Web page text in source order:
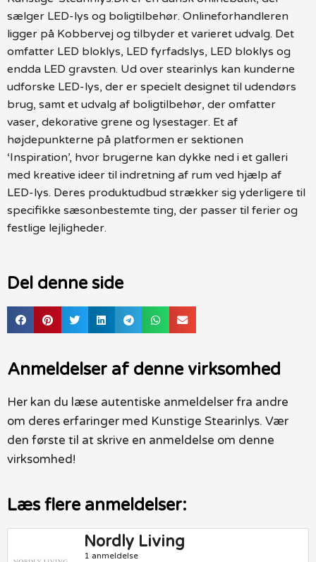
sælger LED-lys og boligtilbehør. Onlineforhandleren
ligger på Kobbervej og tilbyder et varieret udvalg. Det
omfatter LED bloklys, LED fyrfadslys, LED bloklys og
endda LED gravsten. Ud over stearinlys kan kunderne
udforske LED-lys, der er specielt designet til udendørs
brug, samt et udvalg af boligtilbehør, der omfatter
vaser, dekorative grene og lysestager. Et af
højdepunkterne på platformen er sektionen
‘Inspiration’, hvor brugerne kan dykke ned i et galleri
med kreative ideer til indretning af rum ved hjælp af
LED-lys. Deres produktudbud strækker sig yderligere til
specifikke sæsonbestemte ting, der passer til ferier og
festlige lejligheder.
Del denne side
Anmeldelser af denne virksomhed
Her kan du læse autentiske anmeldelser fra andre
om deres erfaringer med Kunstige Stearinlys. Vær
den første til at skrive en anmeldelse om denne
virksomhed!
Læs flere anmeldelser:
Nordly Living
1 anmeldelse